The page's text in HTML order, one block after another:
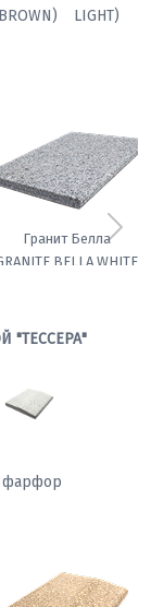
SESAME
гранатовый
"ТЕССЕРА"
фарфор